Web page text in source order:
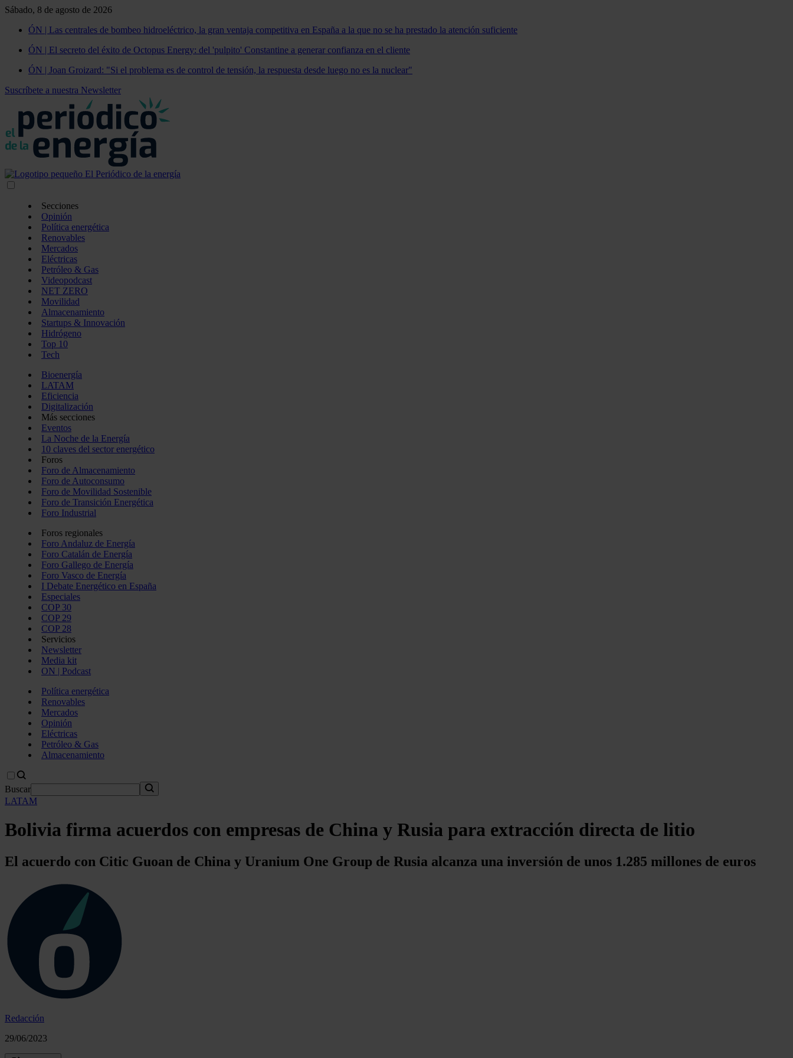
Sábado, 8 de agosto de 2026
ÓN | Las centrales de bombeo hidroeléctrico, la gran ventaja competitiva en España a la que no se ha prestado la atención suficiente
ÓN | El secreto del éxito de Octopus Energy: del 'pulpito' Constantine a generar confianza en el cliente
ÓN | Joan Groizard: "Si el problema es de control de tensión, la respuesta desde luego no es la nuclear"
Suscríbete a nuestra Newsletter
Secciones
Opinión
Política energética
Renovables
Mercados
Eléctricas
Petróleo & Gas
Videopodcast
NET ZERO
Movilidad
Almacenamiento
Startups & Innovación
Hidrógeno
Top 10
Tech
Bioenergía
LATAM
Eficiencia
Digitalización
Más secciones
Eventos
La Noche de la Energía
10 claves del sector energético
Foros
Foro de Almacenamiento
Foro de Autoconsumo
Foro de Movilidad Sostenible
Foro de Transición Energética
Foro Industrial
Foros regionales
Foro Andaluz de Energía
Foro Catalán de Energía
Foro Gallego de Energía
Foro Vasco de Energía
I Debate Energético en España
Especiales
COP 30
COP 29
COP 28
Servicios
Newsletter
Media kit
ON | Podcast
Política energética
Renovables
Mercados
Opinión
Eléctricas
Petróleo & Gas
Almacenamiento
Buscar
LATAM
Bolivia firma acuerdos con empresas de China y Rusia para extracción directa de litio
El acuerdo con Citic Guoan de China y Uranium One Group de Rusia alcanza una inversión de unos 1.285 millones de euros
Redacción
29/06/2023